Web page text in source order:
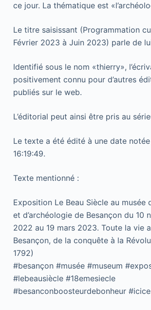
ce jour. La thématique est
Le titre saisissant (Programmation
Février 2023 à Juin 2023) parle de
Identifié sous le nom «thierry»,
positivement connu pour d’autres
publiés sur le web.
L’éditorial peut ainsi être pris au
Le texte a été édité à une date
16:19:49.
Texte mentionné :
Exposition Le Beau Siècle au musée
et d’archéologie de Besançon du 10
2022 au 19 mars 2023. Toute la vie
Besançon, de la conquête à la
1792)
#besançon #musée #museum
#lebeausiècle #18emesiecle
#besanconboosteurdebonheur